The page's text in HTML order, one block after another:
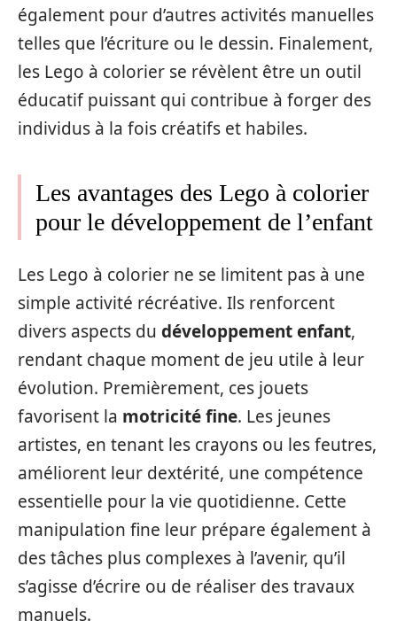
également pour d’autres activités manuelles
telles que l’écriture ou le dessin. Finalement,
les Lego à colorier se révèlent être un outil
éducatif puissant qui contribue à forger des
individus à la fois créatifs et habiles.
Les avantages des Lego à colorier
pour le développement de l’enfant
Les Lego à colorier ne se limitent pas à une
simple activité récréative. Ils renforcent
divers aspects du développement enfant,
rendant chaque moment de jeu utile à leur
évolution. Premièrement, ces jouets
favorisent la motricité fine. Les jeunes
artistes, en tenant les crayons ou les feutres,
améliorent leur dextérité, une compétence
essentielle pour la vie quotidienne. Cette
manipulation fine leur prépare également à
des tâches plus complexes à l’avenir, qu’il
s’agisse d’écrire ou de réaliser des travaux
manuels.